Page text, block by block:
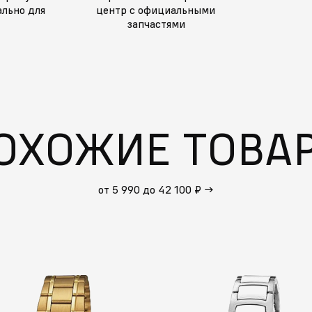
для
центр с официальными
запчастями
от 5 990 до 42 100 ₽ →